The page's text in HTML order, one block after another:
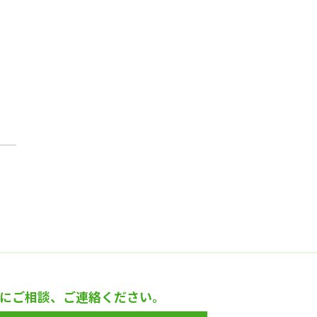
ご相談、ご連絡ください。